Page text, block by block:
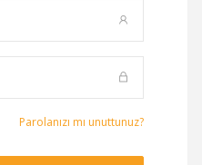
Parolanızı mı unuttunuz?